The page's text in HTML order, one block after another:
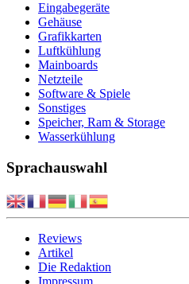
Eingabegeräte
Gehäuse
Grafikkarten
Luftkühlung
Mainboards
Netzteile
Software & Spiele
Sonstiges
Speicher, Ram & Storage
Wasserkühlung
Sprachauswahl
Reviews
Artikel
Die Redaktion
Impressum